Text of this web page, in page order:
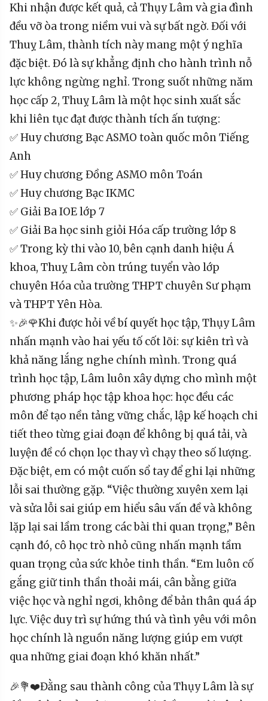
Khi nhận được kết quả, cả Thụy Lâm và gia đình
đều vỡ òa trong niềm vui và sự bất ngờ. Đối với
Thuỵ Lâm, thành tích này mang một ý nghĩa
đặc biệt. Đó là sự khẳng định cho hành trình nỗ
lực không ngừng nghỉ. Trong suốt những năm
học cấp 2, Thuỵ Lâm là một học sinh xuất sắc
khi liên tục đạt được thành tích ấn tượng:
✅ Huy chương Bạc ASMO toàn quốc môn Tiếng
Anh
✅ Huy chương Đồng ASMO môn Toán
✅ Huy chương Bạc IKMC
✅ Giải Ba IOE lớp 7
✅ Giải Ba học sinh giỏi Hóa cấp trường lớp 8
✅ Trong kỳ thi vào 10, bên cạnh danh hiệu Á
khoa, Thuỵ Lâm còn trúng tuyển vào lớp
chuyên Hóa của trường THPT chuyên Sư phạm
và THPT Yên Hòa.
✨🎉🌹Khi được hỏi về bí quyết học tập, Thụy Lâm
nhấn mạnh vào hai yếu tố cốt lõi: sự kiên trì và
khả năng lắng nghe chính mình. Trong quá
trình học tập, Lâm luôn xây dựng cho mình một
phương pháp học tập khoa học: học đều các
môn để tạo nền tảng vững chắc, lập kế hoạch chi
tiết theo từng giai đoạn để không bị quá tải, và
luyện đề có chọn lọc thay vì chạy theo số lượng.
Đặc biệt, em có một cuốn sổ tay để ghi lại những
lỗi sai thường gặp. “Việc thường xuyên xem lại
và sửa lỗi sai giúp em hiểu sâu vấn đề và không
lặp lại sai lầm trong các bài thi quan trọng,” Bên
cạnh đó, cô học trò nhỏ cũng nhấn mạnh tầm
quan trọng của sức khỏe tinh thần. “Em luôn cố
gắng giữ tinh thần thoải mái, cân bằng giữa
việc học và nghỉ ngơi, không để bản thân quá áp
lực. Việc duy trì sự hứng thú và tình yêu với môn
học chính là nguồn năng lượng giúp em vượt
qua những giai đoạn khó khăn nhất.”
🎉💐❤️Đằng sau thành công của Thụy Lâm là sự